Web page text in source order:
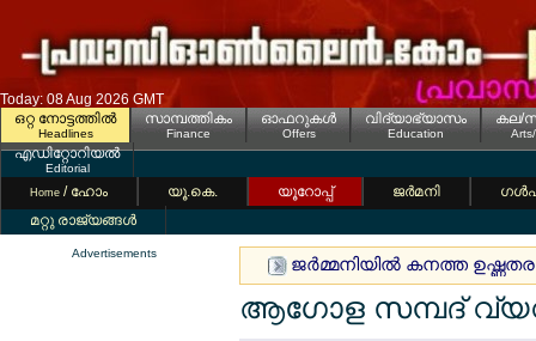
Today: 08 Aug 2026 GMT
ഒറ്റ നോട്ടത്തില്‍
Headlines
സാമ്പത്തികം
Finance
ഓഫറുകള്‍
Offers
വിദ്യാഭ്യാസം
Education
കല/
എഡിറ്റോറിയല്‍
Editorial
Home / ഹോം യൂ.കെ. യൂറോപ്പ് ജര്‍മനി
മറ്റു രാജ്യങ്ങള്‍
Advertisements
ജര്‍മ്മനിയില്‍ കനത്ത
ആഗോള സമ്പദ്